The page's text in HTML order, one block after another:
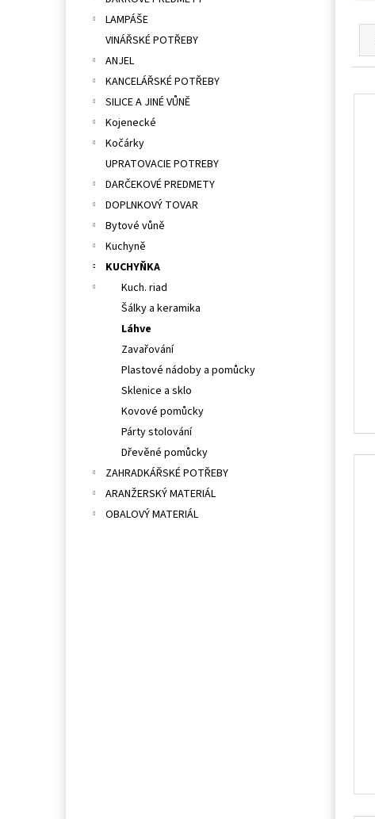
LAMPÁŠE
VINÁŘSKÉ POTŘEBY
ANJEL
KANCELÁŘSKÉ POTŘEBY
SILICE A JINÉ VŮNĚ
Kojenecké
Kočárky
UPRATOVACIE POTREBY
DARČEKOVÉ PREDMETY
DOPLNKOVÝ TOVAR
Bytové vůně
Kuchyně
KUCHYŇKA
Kuch. riad
Šálky a keramika
Láhve
Zavařování
Plastové nádoby a pomůcky
Sklenice a sklo
Kovové pomůcky
Párty stolování
Dřevěné pomůcky
ZAHRADKÁŘSKÉ POTŘEBY
ARANŽERSKÝ MATERIÁL
OBALOVÝ MATERIÁL
Ř
z
V